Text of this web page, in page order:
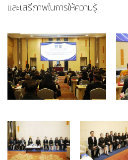
และเสรีภาพในการให้ความรู้